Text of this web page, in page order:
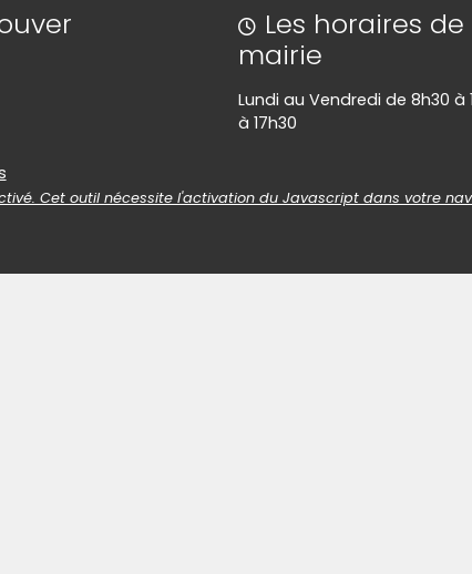
Les horaires de
mairie
Lundi au Vendredi de 8h30 à
à 17h30
Cet outil nécessite l'activation du Javascript dans votre